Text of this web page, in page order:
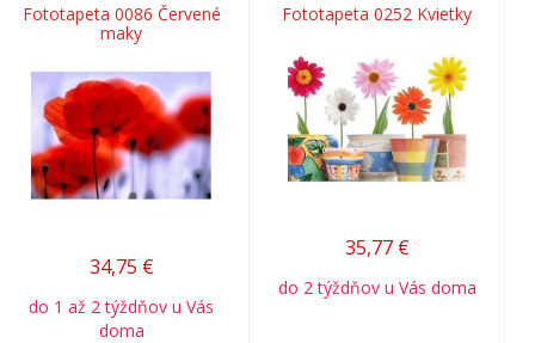
Fototapeta 0086 Červené
maky
34,75 €
do 1 až 2 týždňov u Vás
doma
Fototapeta 0252 Kvietky
35,77 €
do 2 týždňov u Vás doma